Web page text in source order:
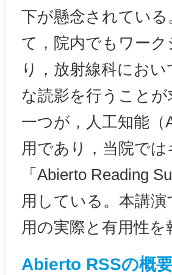
下が懸念されてい
て，院内でもワー
り，放射線科にお
な読影を行うこと
一つが，人工知能
用であり，当院で
「Abierto Reading
用している。本講
用の実際と有用性を
Abierto RSSの概